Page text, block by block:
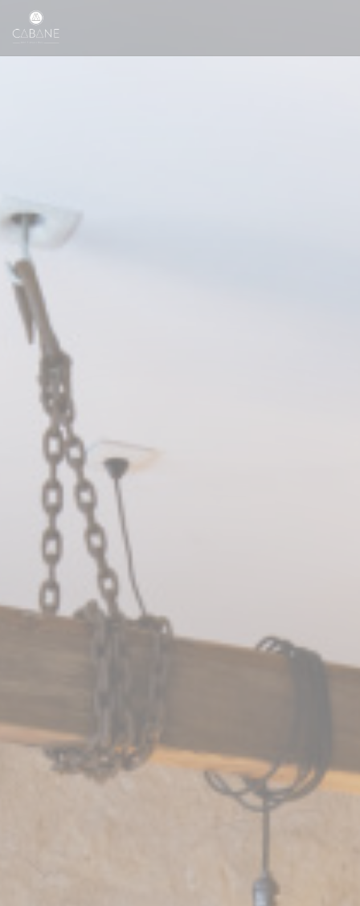
Personalizzazione delle tue scelte sui cookie